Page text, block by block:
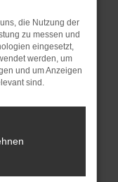
Stand
ein
auch dazu
nicht mehr
versucht
Du kannst
bei der
die Nutzung der
zu messen und
eingesetzt,
werden, um
und um Anzeigen
sind.